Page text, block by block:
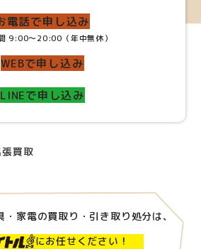
電話で申し込み
9:00～20:00（年中無休）
WEBで申し込み
LINEで申し込み
買取
・家電の買取り・引き取り処分は、
にお任せください！